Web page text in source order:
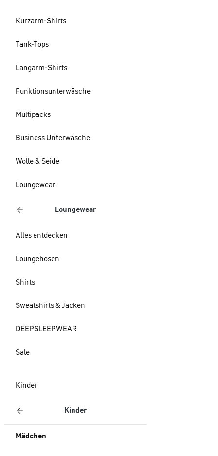
Kurzarm-Shirts
Tank-Tops
Langarm-Shirts
Funktionsunterwäsche
Multipacks
Business Unterwäsche
Wolle & Seide
Loungewear
Loungewear
Alles entdecken
Loungehosen
Shirts
Sweatshirts & Jacken
DEEPSLEEPWEAR
Sale
Kinder
Kinder
Mädchen